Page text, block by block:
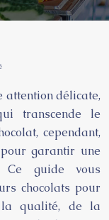
attention délicate,
transcende le
cependant,
garantir une
Ce guide vous
chocolats pour
la qualité, de la